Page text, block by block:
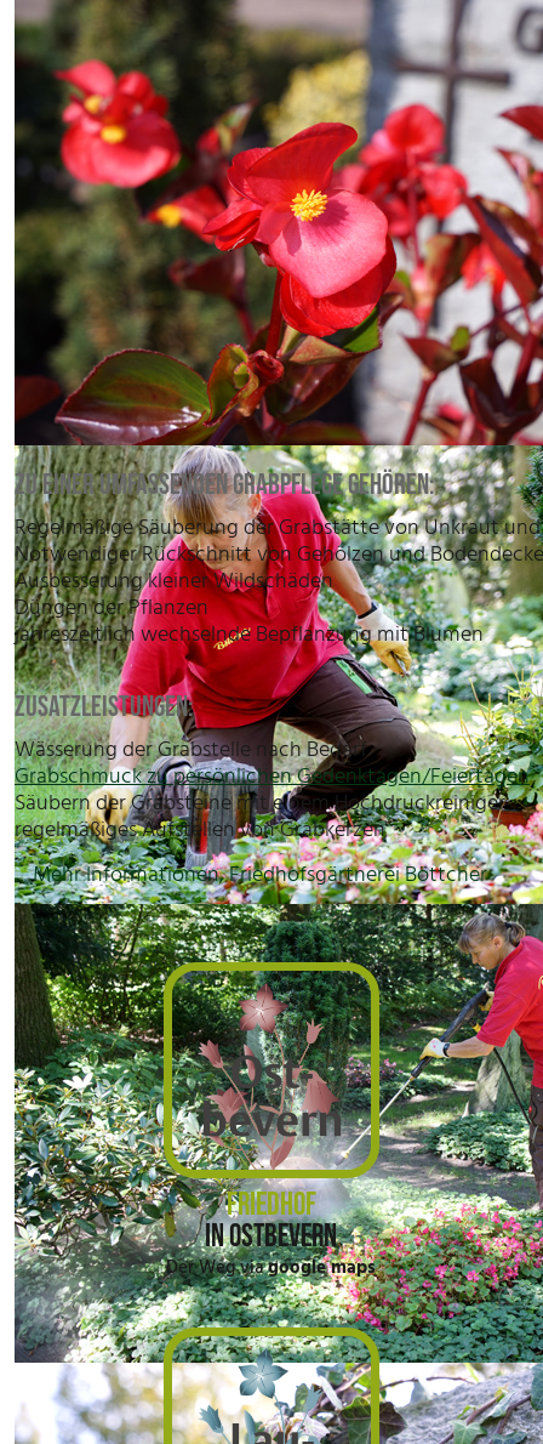
ZU EINER UMFASSENDEN GRABPFLEGE GEHÖREN:
Regelmäßige Säuberung der Grabstätte von Unkraut
Notwendiger Rückschnitt von Gehölzen und
Ausbesserung kleiner Wildschäden
Düngen der Pflanzen
jahreszeitlich wechselnde Bepflanzung mit Blumen
ZUSATZLEISTUNGEN:
Wässerung der Grabstelle nach Bedarf
Grabschmuck zu persönlichen Gedenktagen/Feiertagen
Säubern der Grabsteine mit einem Hochdruckreiniger
regelmäßiges Aufstellen von Grabkerzen
Mehr Informationen, Friedhofsgärtnerei Böttcher
FRIEDHOF
IN OSTBEVERN
Der Weg viagoogle maps